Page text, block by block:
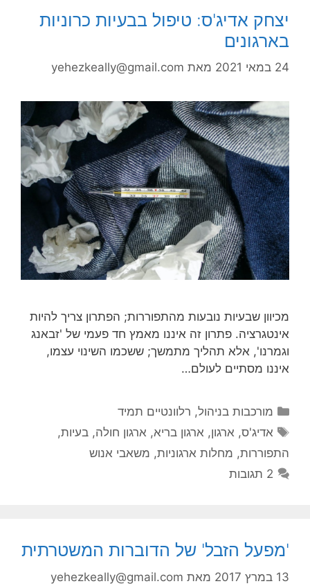
יצחק אדיג'ס: טיפול בבעיות כרוניות
בארגונים
24 במאי 2021 מאת yehezkeally@gmail.com
מכיוון שבעיות נובעות מהתפוררות; הפתרון צריך להיות
אינטגרציה. פתרון זה איננו מאמץ חד פעמי של 'זבאנג
וגמרנו', אלא תהליך מתמשך; ששכמו השינוי עצמו,
איננו מסתיים לעולם…
קטגוריות
מורכבות בניהול, רלוונטיים תמיד
תגיות
אדיג'ס, ארגון, ארגון בריא, ארגון חולה,בעיות,
התפוררות, מחלות ארגוניות, משאבי אנוש
2 תגובות
'מפעל הזבל' של הדוברות המשטרתית
13 במרץ 2017 מאת yehezkeally@gmail.com